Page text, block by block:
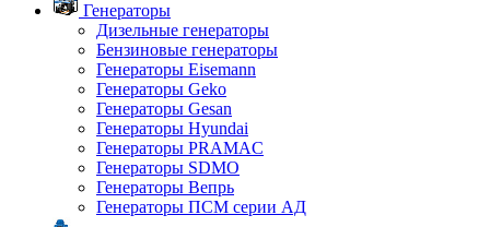
Генераторы
Дизельные генераторы
Бензиновые генераторы
Генераторы Eisemann
Генераторы Geko
Генераторы Gesan
Генераторы Hyundai
Генераторы PRAMAC
Генераторы SDMO
Генераторы Вепрь
Генераторы ПСМ серии АД